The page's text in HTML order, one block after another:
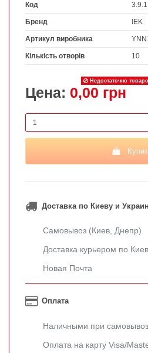
Код
Бренд IEK
Артикул виробника
Кількість отворів 10
Недостаточно
Цена: 0,00 грн
Доставка по Киеву и
Самовывоз (Киев, Днепр)
Доставка курьером по
Новая Почта
Оплата
Наличными при
Оплата на карту Visa/